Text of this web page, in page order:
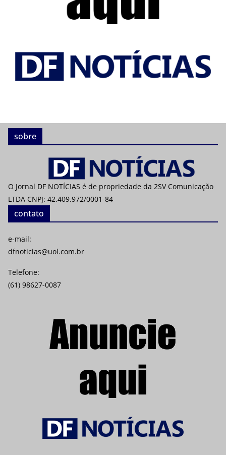
sobre
O Jornal DF NOTÍCIAS é de propriedade da 2SV Comunicação
LTDA CNPJ: 42.409.972/0001-84
contato
e-mail:
dfnoticias@uol.com.br
Telefone:
(61) 98627-0087